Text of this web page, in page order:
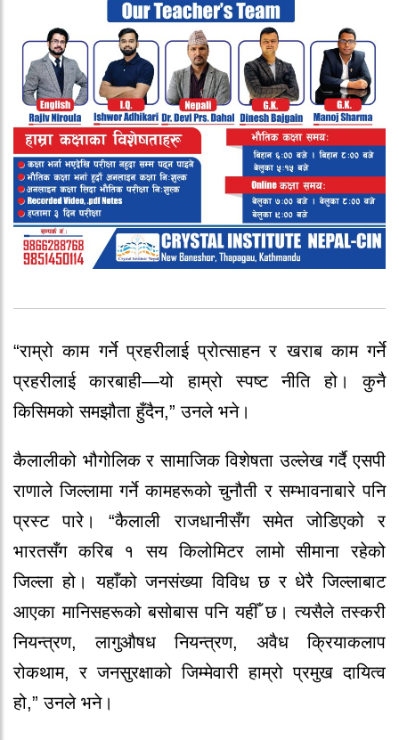
“राम्रो काम गर्ने प्रहरीलाई प्रोत्साहन र खराब काम गर्ने
प्रहरीलाई कारबाही—यो हाम्रो स्पष्ट नीति हो। कुनै
किसिमको समझौता हुँदैन,” उनले भने।
कैलालीको भौगोलिक र सामाजिक विशेषता उल्लेख गर्दै एसपी
राणाले जिल्लामा गर्ने कामहरूको चुनौती र सम्भावनाबारे पनि
प्रस्ट पारे। “कैलाली राजधानीसँग समेत जोडिएको र
भारतसँग करिब १ सय किलोमिटर लामो सीमाना रहेको
जिल्ला हो। यहाँको जनसंख्या विविध छ र धेरै जिल्लाबाट
आएका मानिसहरूको बसोबास पनि यहीँ छ। त्यसैले तस्करी
नियन्त्रण, लागुऔषध नियन्त्रण, अवैध क्रियाकलाप
रोकथाम, र जनसुरक्षाको जिम्मेवारी हाम्रो प्रमुख दायित्व
हो,” उनले भने।